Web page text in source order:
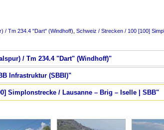
/ Tm 234.4 "Dart" (Windhoff) Schweiz / Strecken / 100 [100]
/ Tm 234.4 "Dart" (Windhoff)"
Infrastruktur (SBBI)"
Simplonstrecke / Lausanne – Brig – Iselle | SBB"